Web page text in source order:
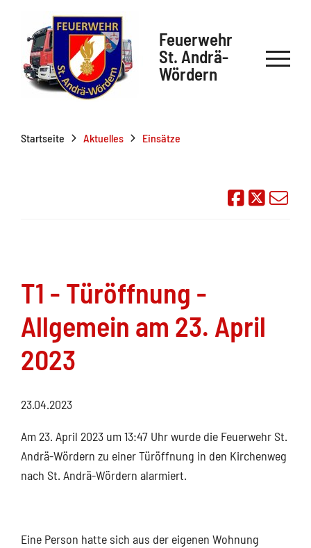
Feuerwehr
St. Andrä-
Wördern
Startseite Aktuelles Einsätze
Auf
T1 - Türöffnung -
Allgemein am 23. April
2023
23.04.2023
Am 23. April 2023 um 13:47 Uhr wurde die Feuerwehr St.
Andrä-Wördern zu einer Türöffnung in den Kirchenweg
nach St. Andrä-Wördern alarmiert.
Eine Person hatte sich aus der eigenen Wohnung